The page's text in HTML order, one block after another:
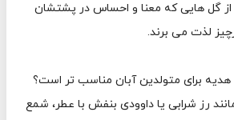
گل هایی که معنا و احساس در پشتشان
لذت می برند.
هدیه برای متولدین آبان مناسب تر است؟
رز شرابی یا داوودی بنفش با عطر، شمع